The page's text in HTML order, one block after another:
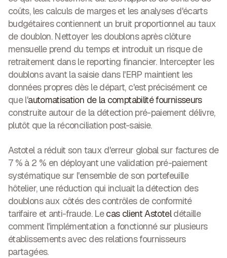
coûts, les calculs de marges et les analyses d'écarts
budgétaires contiennent un bruit proportionnel au taux
de doublon. Nettoyer les doublons après clôture
mensuelle prend du temps et introduit un risque de
retraitement dans le reporting financier. Intercepter les
doublons avant la saisie dans l'ERP maintient les
données propres dès le départ, c'est précisément ce
que l'automatisation de la comptabilité fournisseurs
construite autour de la détection pré-paiement délivre,
plutôt que la réconciliation post-saisie.
Astotel a réduit son taux d'erreur global sur factures de
7 % à 2 % en déployant une validation pré-paiement
systématique sur l'ensemble de son portefeuille
hôtelier, une réduction qui incluait la détection des
doublons aux côtés des contrôles de conformité
tarifaire et anti-fraude. Lecas client Astoteldétaille
comment l'implémentation a fonctionné sur plusieurs
établissements avec des relations fournisseurs
partagées.